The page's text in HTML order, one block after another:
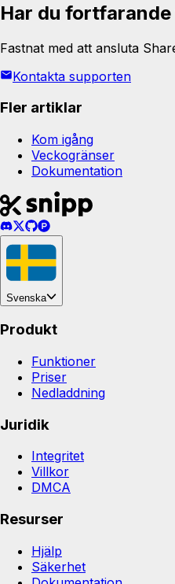
Har du
Fastnat med att ansluta
Kontakta supporten
Fler artiklar
Kom igång
Veckogränser
Dokumentation
Svenska
Produkt
Funktioner
Priser
Nedladdning
Juridik
Integritet
Villkor
DMCA
Resurser
Hjälp
Säkerhet